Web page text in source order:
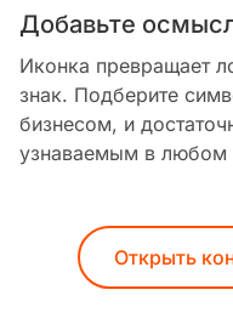
Добавьте
Иконка превращает
знак. Подберите
бизнесом, и
узнаваемым в любом
Открыть